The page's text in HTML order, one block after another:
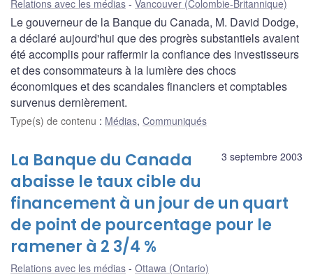
Relations avec les médias Vancouver (Colombie-Britannique)
Le gouverneur de la Banque du Canada, M. David Dodge,
a déclaré aujourd'hui que des progrès substantiels avaient
été accomplis pour raffermir la confiance des investisseurs
et des consommateurs à la lumière des chocs
économiques et des scandales financiers et comptables
survenus dernièrement.
Type(s) de contenu : Médias, Communiqués
3 septembre 2003
La Banque du Canada
abaisse le taux cible du
financement à un jour de un quart
de point de pourcentage pour le
ramener à 2 3/4 %
Relations avec les médias Ottawa (Ontario)